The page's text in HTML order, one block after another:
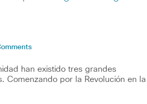
han existido tres grandes
Comenzando por la Revolución en la